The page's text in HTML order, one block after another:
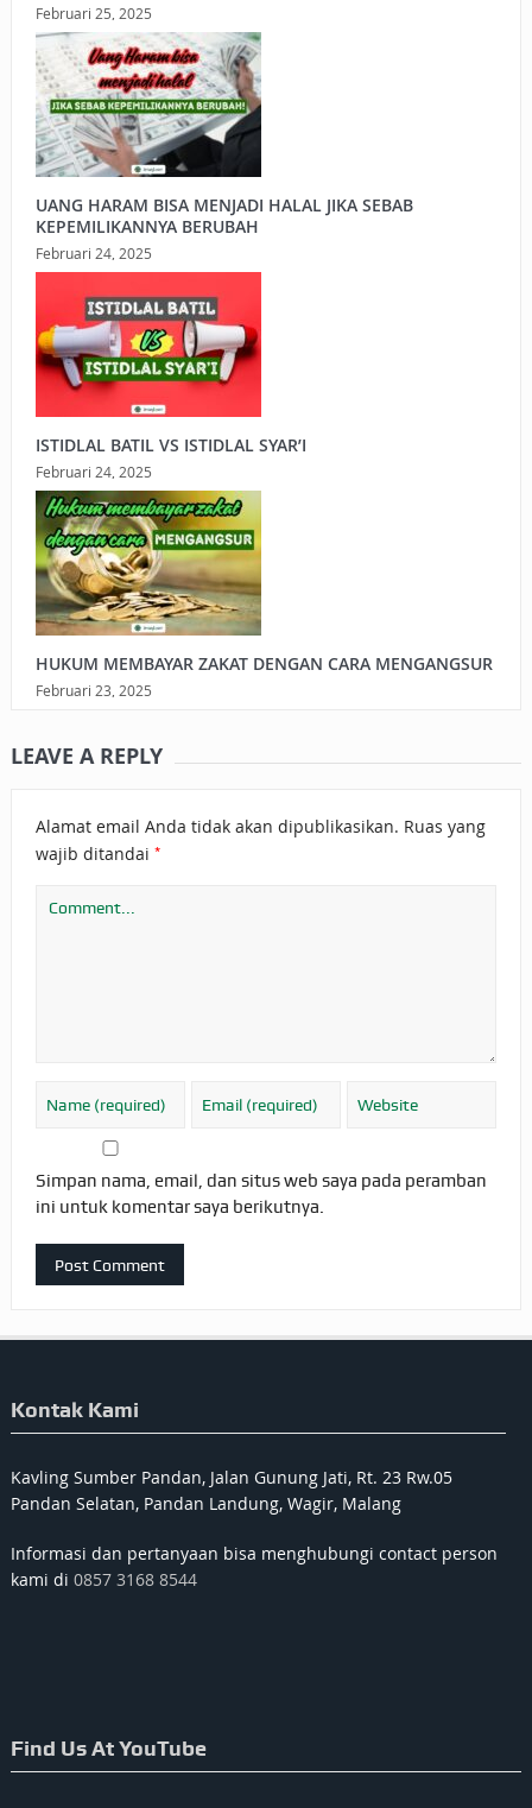
Februari 25, 2025
UANG HARAM BISA MENJADI HALAL JIKA SEBAB
KEPEMILIKANNYA BERUBAH
Februari 24, 2025
ISTIDLAL BATIL VS ISTIDLAL SYAR’I
Februari 24, 2025
HUKUM MEMBAYAR ZAKAT DENGAN CARA MENGANGSUR
Februari 23, 2025
LEAVE A REPLY
Alamat email Anda tidak akan dipublikasikan. Ruas yang
wajib ditandai *
Simpan nama, email, dan situs web saya pada peramban
ini untuk komentar saya berikutnya.
Kontak Kami
Kavling Sumber Pandan, Jalan Gunung Jati, Rt. 23 Rw.05
Pandan Selatan, Pandan Landung, Wagir, Malang
Informasi dan pertanyaan bisa menghubungi contact person
kami di 0857 3168 8544
Find Us At YouTube